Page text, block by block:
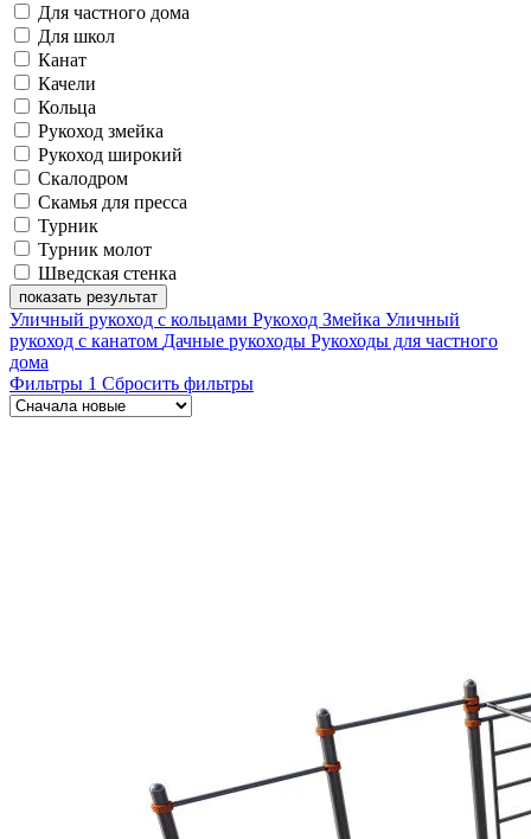
Для частного дома
Для школ
Канат
Качели
Кольца
Рукоход змейка
Рукоход широкий
Скалодром
Скамья для пресса
Турник
Турник молот
Шведская стенка
показать результат
Уличный рукоход с кольцами Рукоход Змейка Уличный
рукоход с канатом Дачные рукоходы Рукоходы для частного
дома
Фильтры 1 Сбросить фильтры